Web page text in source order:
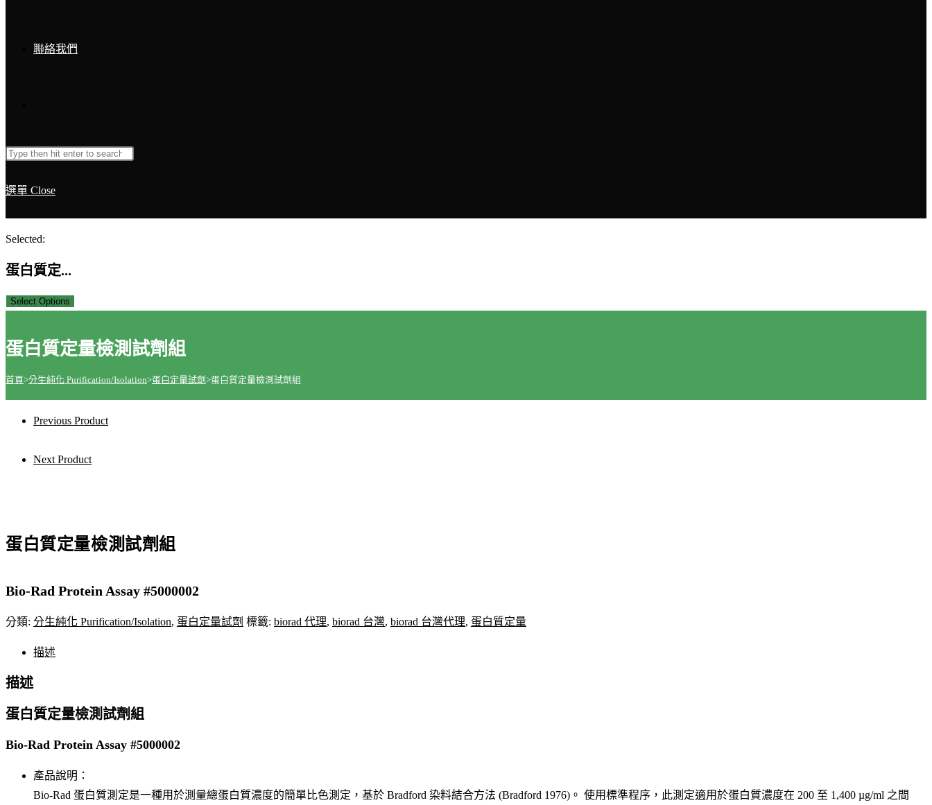
聯絡我們
website
Search
website
選單 Close
Selected:
蛋白質定...
Select Options
蛋白質定量檢測試劑組
首頁>分生純化 Purification/Isolation>蛋白定量試劑 >蛋白質定量檢測試劑組
Previous Product
Next Product
蛋白質定量檢測試劑組
Bio-Rad Protein Assay #5000002
分類: 分生純化 Purification/Isolation, 蛋白定量試劑 標籤: biorad 代理, biorad 台灣, biorad 台灣代理, 蛋白質定量
描述
描述
蛋白質定量檢測試劑組
Bio-Rad Protein Assay #5000002
產品說明：
Bio-Rad 蛋白質測定是一種用於測量總蛋白質濃度的簡單比色測定，基於 Bradford 染料結合方法 (Bradford 1976)。 使用標準程序，此測定適用於蛋白質濃度在 200 至 1,400 µg/ml 之間